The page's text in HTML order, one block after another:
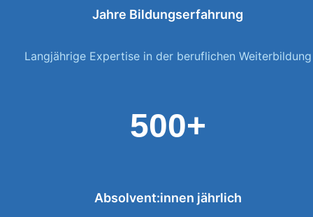
Jahre Bildungserfahrung
Langjährige Expertise in der beruflichen Weiterbildung
500+
Absolvent:innen jährlich